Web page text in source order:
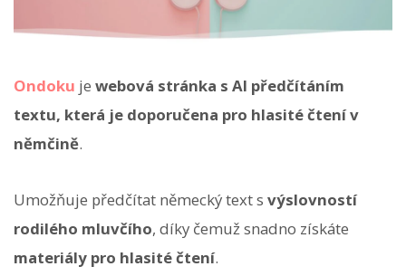
Ondoku je webová stránka s AI předčítáním
textu, která je doporučena pro hlasité čtení v
němčině.
Umožňuje předčítat německý text s výslovností
rodilého mluvčího, díky čemuž snadno získáte
materiály pro hlasité čtení.